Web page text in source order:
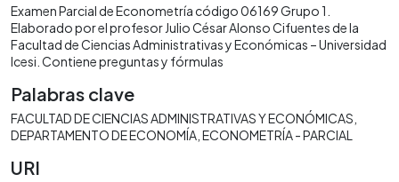
Examen Parcial de Econometría código 06169 Grupo 1.
Elaborado por el profesor Julio César Alonso Cifuentes de la
Facultad de Ciencias Administrativas y Económicas – Universidad
Icesi. Contiene preguntas y fórmulas
Palabras clave
FACULTAD DE CIENCIAS ADMINISTRATIVAS Y ECONÓMICAS
DEPARTAMENTO DE ECONOMÍA ECONOMETRÍA - PARCIAL
URI